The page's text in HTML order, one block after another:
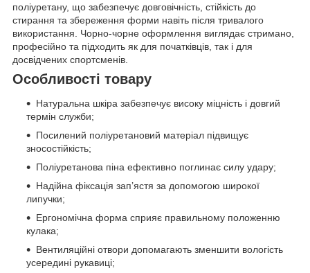
поліуретану, що забезпечує довговічність, стійкість до
стирання та збереження форми навіть після тривалого
використання. Чорно-чорне оформлення виглядає стримано,
професійно та підходить як для початківців, так і для
досвідчених спортсменів.
Особливості товару
Натуральна шкіра забезпечує високу міцність і довгий
термін служби;
Посилений поліуретановий матеріал підвищує
зносостійкість;
Поліуретанова піна ефективно поглинає силу удару;
Надійна фіксація зап’ястя за допомогою широкої
липучки;
Ергономічна форма сприяє правильному положенню
кулака;
Вентиляційні отвори допомагають зменшити вологість
усередині рукавиці;